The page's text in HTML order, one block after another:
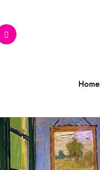
Home